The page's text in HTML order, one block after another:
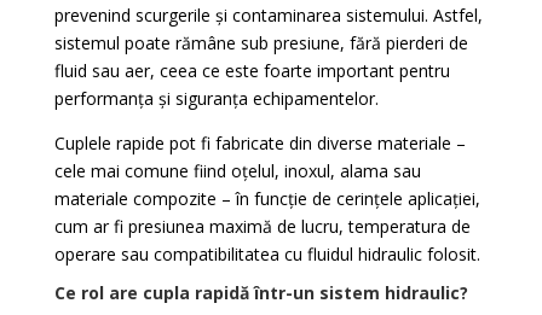
prevenind scurgerile și contaminarea sistemului. Astfel,
sistemul poate rămâne sub presiune, fără pierderi de
fluid sau aer, ceea ce este foarte important pentru
performanța și siguranța echipamentelor.
Cuplele rapide pot fi fabricate din diverse materiale –
cele mai comune fiind oțelul, inoxul, alama sau
materiale compozite – în funcție de cerințele aplicației,
cum ar fi presiunea maximă de lucru, temperatura de
operare sau compatibilitatea cu fluidul hidraulic folosit.
Ce rol are cupla rapidă într-un sistem hidraulic?